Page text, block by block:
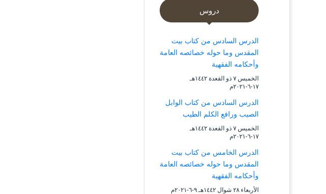
دروس
الدرس السادس من كتاب بيت
المقدس وما حوله خصائصه العامة
وأحكامه الفقهية
الخميس ۷ ذو القعدة ۱٤٤۲هـ
۱۷-٦-۲۰۲۱م
الدرس السادس من كتاب الوابل
الصيب ورافع الكلم الطيب
الخميس ۷ ذو القعدة ۱٤٤۲هـ
۱۷-٦-۲۰۲۱م
الدرس الخامس من كتاب بيت
المقدس وما حوله خصائصه العامة
وأحكامه الفقهية
الأربعاء ۲۸ شوال ۱٤٤۲هـ ۹-٦-۲۰۲۱م